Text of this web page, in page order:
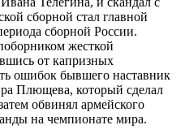
сборной стал главной
сборной России.
жесткой
от капризных
ошибок бывшего наставник
Плющева, который сделал
обвинял армейского
на чемпионате мира.